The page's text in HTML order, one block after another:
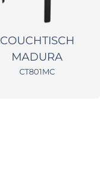
COUCHTISCH
MADURA
CT801MC